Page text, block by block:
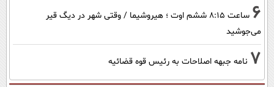
6
ساعت ۸:۱۵ ششم اوت ؛ هیروشیما / وقتی شهر در دیگ قیر
می‌جوشید
7 نامه جبهه اصلاحات به رئیس قوه قضائیه